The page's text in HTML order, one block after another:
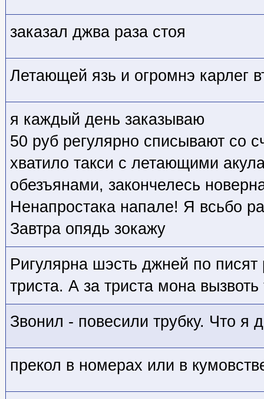
заказал джва раза стоя
Летающей язь и огромнэ карлег
я каждый день заказываю
50 руб регулярно списывают со
хватило такси с летающими
обезъянами, закончелесь
Ненапростака напале! Я всьбо
Завтра опядь зокажу
Ригулярна шэсть джней по писят
триста. А за триста мона
Звонил - повесили трубку. Что я
прекол в номерах или в